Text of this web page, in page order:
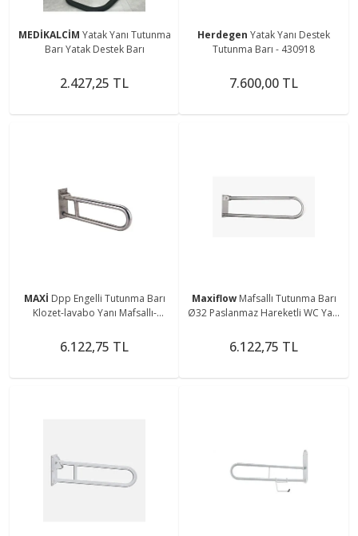
MEDİKALCİM Yatak Yanı Tutunma
Barı Yatak Destek Barı
2.427,25 TL
Herdegen Yatak Yanı Destek
Tutunma Barı - 430918
7.600,00 TL
MAXİ Dpp Engelli Tutunma Barı
Klozet-lavabo Yanı Mafsallı-
6.122,75 TL
Maxiflow Mafsallı Tutunma Barı
Ø32 Paslanmaz Hareketli WC Yanı
6.122,75 TL